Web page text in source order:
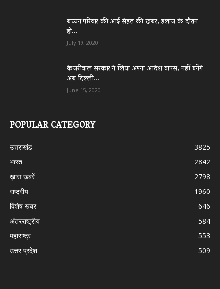
बच्चन परिवार की आई सेहत की खबर, इलाज के दौरान
हो...
July 19, 2020
केजरीवाल सरकार ने लिया अपना आदेश वापस, नहीं बनेंगे
अब दिल्ली...
June 15, 2020
POPULAR CATEGORY
उत्तराखंड
3825
भारत
2842
ख़ास ख़बरें
2798
राष्ट्रीय
1960
विशेष खबर
646
अंतरराष्ट्रीय
584
महाराष्ट्र
553
उत्तर प्रदेश
509